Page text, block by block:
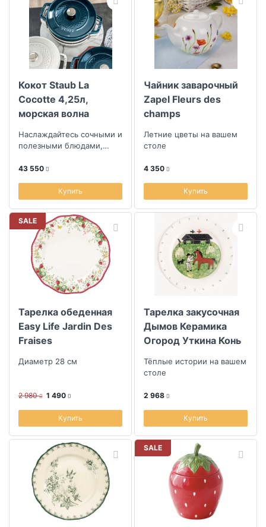
Кокот Staub La
Cocotte 4,25л,
морская волна
Наслаждайтесь сочными и
полезными блюдами,
43 550
Купить
Чайник заварочный
Zapel Fleurs des
champs
Летние цветы на вашем
столе
4 350
Купить
SALE
Тарелка обеденная
Easy Life Jardin Des
Fraises
Диаметр 28 см
2 980 1 490
Купить
Тарелка закусочная
Дымов Керамика
Огород Уткина Конь
Тёплые истории на вашем
столе
2 968
Купить
SALE